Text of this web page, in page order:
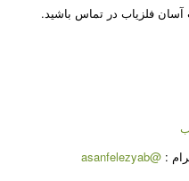
فلزیاب در تماس باشید.
:
@asanfelezyab